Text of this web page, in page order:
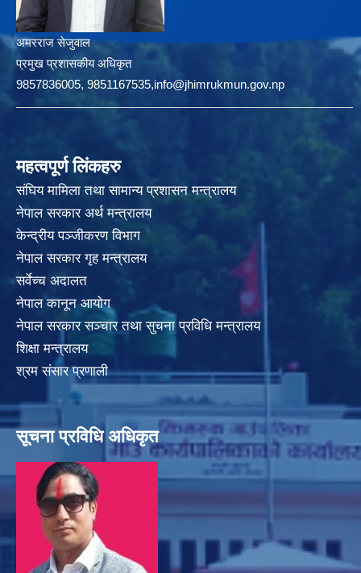
अमरराज सेजुवाल
प्रमुख प्रशासकीय अधिकृत
9857836005, 9851167535,info@jhimrukmun.gov.np
महत्वपूर्ण लिंकहरु
संघिय मामिला तथा सामान्य प्रशासन मन्त्रालय
नेपाल सरकार अर्थ मन्त्रालय
केन्द्रीय पञ्जीकरण विभाग
नेपाल सरकार गृह मन्त्रालय
सर्वेच्च अदालत
नेपाल कानून आयोग
नेपाल सरकार सञ्चार तथा सुचना प्रविधि मन्त्रालय
शिक्षा मन्त्रालय
श्रम संसार प्रणाली
सूचना प्रविधि अधिकृत